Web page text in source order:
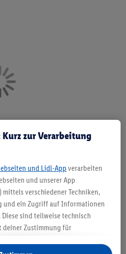
in haushaltsüblichen Mengen. Verkauf
Produkte, vor allem NonFood-Produkte,
Abbildungen ähnlich.
zur Verarbeitung
und Lidl-App verarbeiten
und unserer App
mittels verschiedener Techniken,
und ein Zugriff auf Informationen
sind teilweise technisch
Zustimmung für
und außerhalb der Lidl-